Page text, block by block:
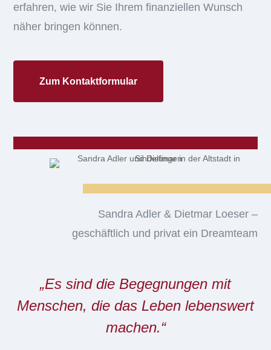
erfahren, wie wir Sie Ihrem finanziellen Wunsch
näher bringen können.
Zum Kontaktformular
Sandra Adler & Dietmar Loeser –
geschäftlich und privat ein Dreamteam
„Es sind die Begegnungen mit
Menschen, die das Leben lebenswert
machen.“